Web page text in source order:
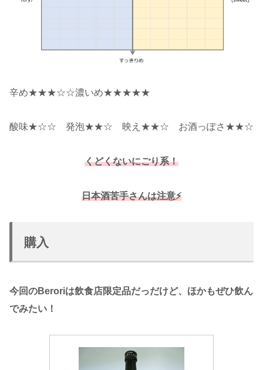
辛め★★★☆☆濃いめ★★★★★
酸味★☆☆ 発泡★★☆ 映え★★☆ お酒っぽさ★★☆
くどくないにごり系！
日本酒苦手さんは注意⚡
購入
今回のBeroriは飲食店限定品だっだけど、ほかもぜひ飲ん
でみたい！